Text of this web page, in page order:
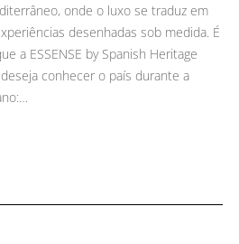
onde o luxo se traduz em
desenhadas sob medida. É
a ESSENSE by Spanish Heritage
conhecer o país durante a